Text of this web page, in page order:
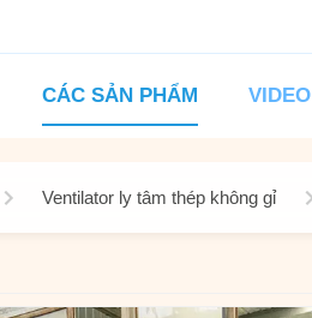
CÁC SẢN PHẨM VIDEO
Ventilator ly tâm thép không gỉ